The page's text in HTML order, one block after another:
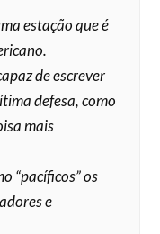
estação que é
de escrever
defesa, como
mais
“pacíficos” os
e